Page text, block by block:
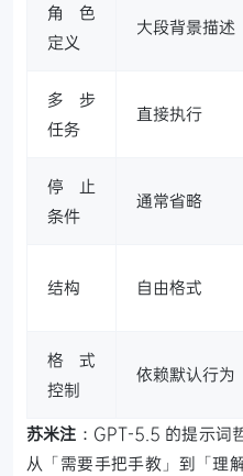
角色
定义
大段背景描述
多步
任务
直接执行
停止
条件
通常省略
结构 自由格式
格式
控制
依赖默认行为
苏米注 ：GPT-5.5 的提示
从「需要手把手教」到「理